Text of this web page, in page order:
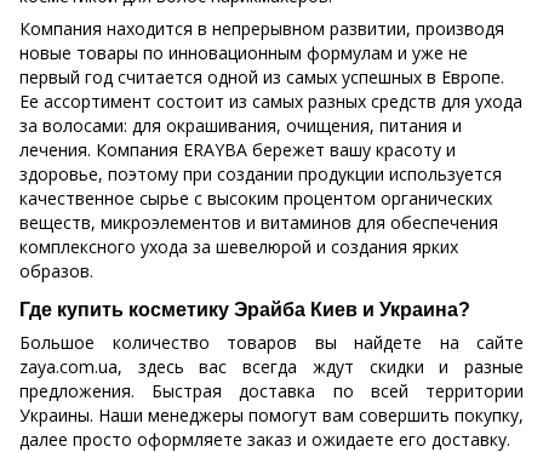
Компания находится в непрерывном развитии, производя
новые товары по инновационным формулам и уже не
первый год считается одной из самых успешных в Европе.
Ее ассортимент состоит из самых разных средств для ухода
за волосами: для окрашивания, очищения, питания и
лечения. Компания ERAYBA бережет вашу красоту и
здоровье, поэтому при создании продукции используется
качественное сырье с высоким процентом органических
веществ, микроэлементов и витаминов для обеспечения
комплексного ухода за шевелюрой и создания ярких
образов.
Где купить косметику Эрайба Киев и Украина?
Большое количество товаров вы найдете на сайте
zaya.com.ua, здесь вас всегда ждут скидки и разные
предложения. Быстрая доставка по всей территории
Украины. Наши менеджеры помогут вам совершить покупку,
далее просто оформляете заказ и ожидаете его доставку.